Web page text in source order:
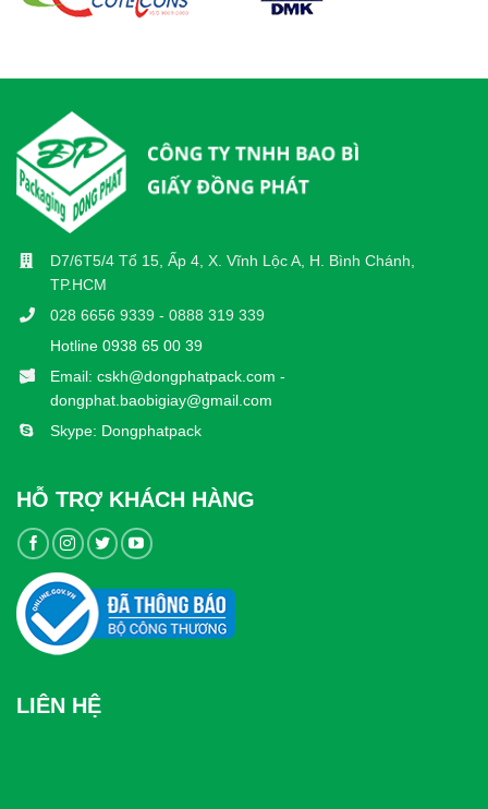
D7/6T5/4 Tổ 15, Ấp 4, X. Vĩnh Lộc A, H. Bình Chánh,
TP.HCM
028 6656 9339 - 0888 319 339
Hotline 0938 65 00 39
Email: cskh@dongphatpack.com -
dongphat.baobigiay@gmail.com
Skype: Dongphatpack
HỖ TRỢ KHÁCH HÀNG
LIÊN HỆ